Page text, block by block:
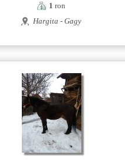
1 ron
Hargita - Gagy